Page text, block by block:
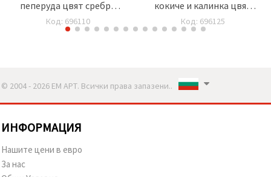
пеперуда цвят сребро
-12 броя
Код: 696110
кокиче и калинка цвят
сребро
Код: 696125
© 2004 - 2026 ЕМ АРТ. Всички права запазени..
ИНФОРМАЦИЯ
Нашите цени в евро
За нас